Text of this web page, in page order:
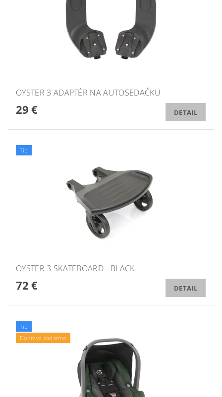
OYSTER 3 ADAPTÉR NA AUTOSEDAČKU
29 € DETAIL
Tip
OYSTER 3 SKATEBOARD - BLACK
72 € DETAIL
Tip
Doprava zadarmo